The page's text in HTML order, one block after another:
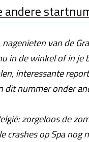
andere
van de
in de winkel of in je
interessante
dit nummer onder
zorgeloos de
crashes op Spa nog